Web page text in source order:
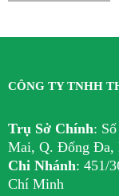
CÔNG TY TNHH
Trụ Sở Chính:
Mai, Q. Đống Đa,
Chi Nhánh: 451/
Chí Minh